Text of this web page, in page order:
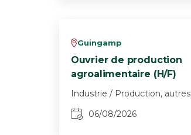
vGuingamp
Ouvrier de production
agroalimentaire (H/F)
Industrie / Production,
06/08/2026